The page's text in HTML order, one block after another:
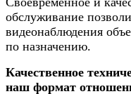
обслуживание
видеонаблюдения
по назначению.
Качественное
наш формат